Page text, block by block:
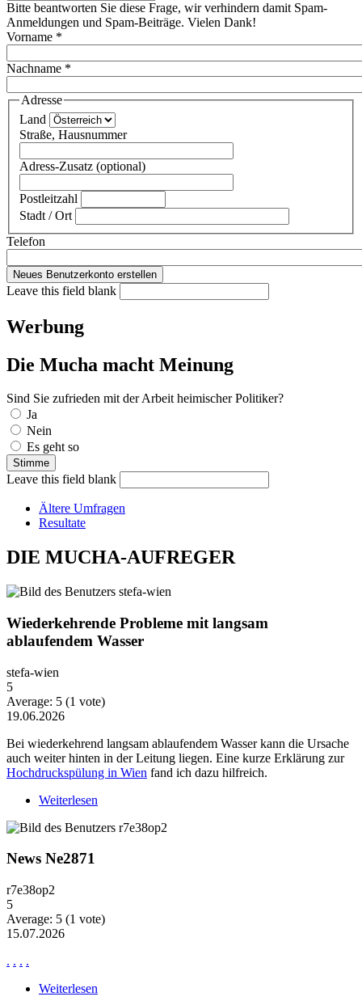
Bitte beantworten Sie diese Frage, wir verhindern damit Spam-
Anmeldungen und Spam-Beiträge. Vielen Dank!
Vorname *
Nachname *
Adresse
Land
Straße, Hausnummer
Adress-Zusatz (optional)
Postleitzahl
Stadt / Ort
Telefon
Leave this field blank
Werbung
Die Mucha macht Meinung
Sind Sie zufrieden mit der Arbeit heimischer Politiker?
Auswahlmöglichkeiten
Ja
Nein
Es geht so
Leave this field blank
Ältere Umfragen
Resultate
DIE MUCHA-AUFREGER
Wiederkehrende Probleme mit langsam
ablaufendem Wasser
stefa-wien
5
Average: 5 (1 vote)
19.06.2026
Bei wiederkehrend langsam ablaufendem Wasser kann die Ursache
auch weiter hinten in der Leitung liegen. Eine kurze Erklärung zur
Hochdruckspülung in Wien fand ich dazu hilfreich.
Weiterlesen
News Ne2871
r7e38op2
5
Average: 5 (1 vote)
15.07.2026
. . . .
Weiterlesen